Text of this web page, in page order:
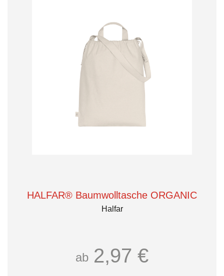
HALFAR® Baumwolltasche ORGANIC
Halfar
ab 2,97 €